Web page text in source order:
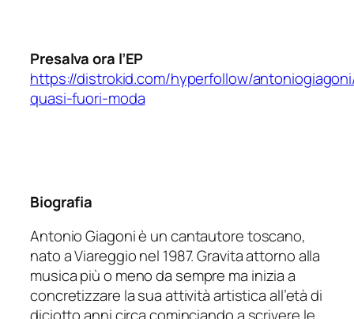
Presalva ora l’EP
https://distrokid.com/hyperfollow/
quasi-fuori-moda
Biografia
Antonio Giagoni è un cantautore toscano,
nato a Viareggio nel 1987. Gravita attorno alla
musica più o meno da sempre ma inizia a
concretizzare la sua attività artistica all’età di